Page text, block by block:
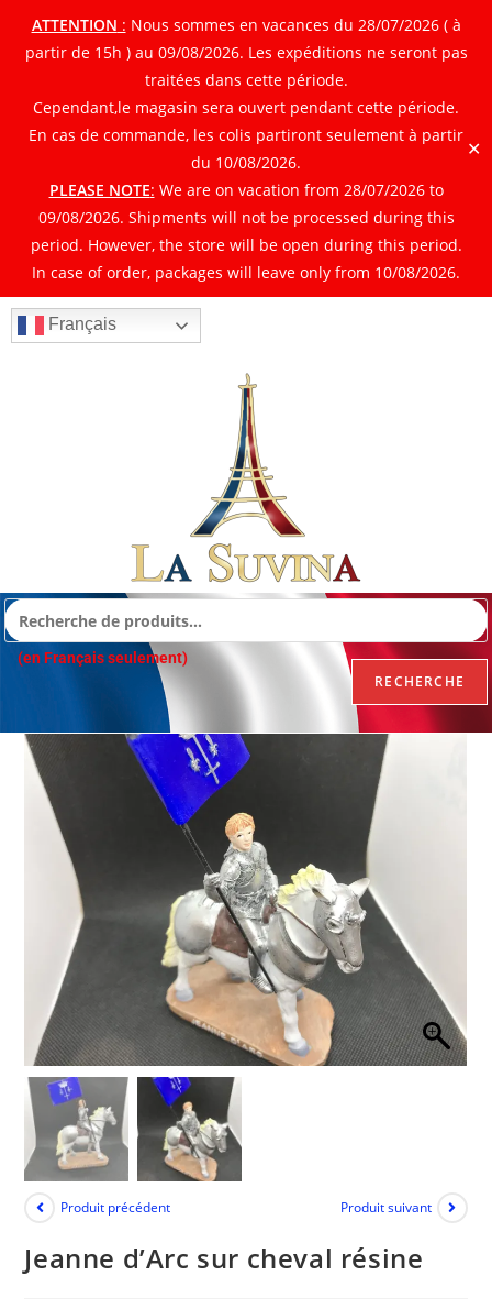
ATTENTION : Nous sommes en vacances du 28/07/2026 ( à
partir de 15h ) au 09/08/2026. Les expéditions ne seront pas
traitées dans cette période.
Cependant,le magasin sera ouvert pendant cette période.
En cas de commande, les colis partiront seulement à partir
du 10/08/2026.
PLEASE NOTE: We are on vacation from 28/07/2026 to
09/08/2026. Shipments will not be processed during this
period. However, the store will be open during this period.
In case of order, packages will leave only from 10/08/2026.
✕
Français
RECHERCHE
(en Français seulement)
Produit précédent Produit suivant
Jeanne d’Arc sur cheval résine